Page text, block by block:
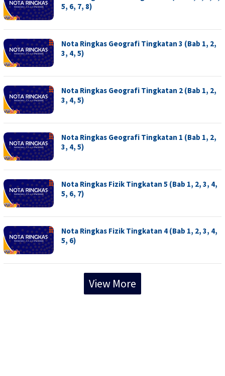
5, 6, 7, 8)
Nota Ringkas Geografi Tingkatan 3 (Bab 1, 2,
3, 4, 5)
Nota Ringkas Geografi Tingkatan 2 (Bab 1, 2,
3, 4, 5)
Nota Ringkas Geografi Tingkatan 1 (Bab 1, 2,
3, 4, 5)
Nota Ringkas Fizik Tingkatan 5 (Bab 1, 2, 3, 4,
5, 6, 7)
Nota Ringkas Fizik Tingkatan 4 (Bab 1, 2, 3, 4,
5, 6)
View More